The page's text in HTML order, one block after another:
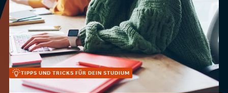
TIPPS UND TRICKS FÜR DEIN STUDIUM